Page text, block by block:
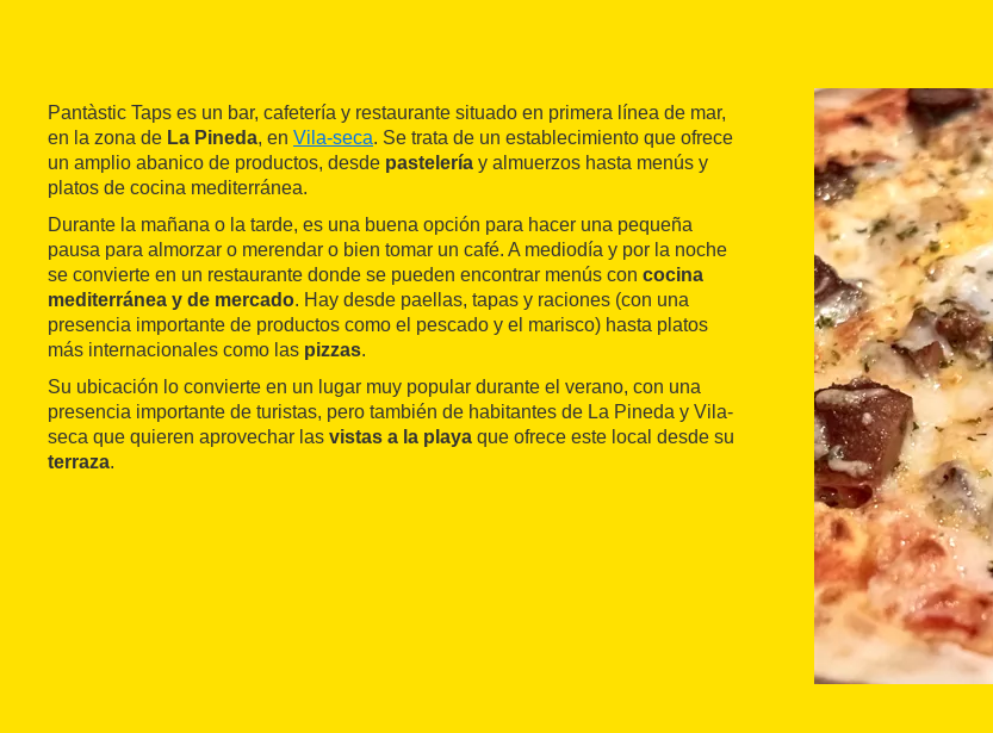
Pantàstic Taps es un bar, cafetería y restaurante situado en primera línea de mar,
en la zona de La Pineda, en Vila-seca. Se trata de un establecimiento que ofrece
un amplio abanico de productos, desde pastelería y almuerzos hasta menús y
platos de cocina mediterránea.
Durante la mañana o la tarde, es una buena opción para hacer una pequeña
pausa para almorzar o merendar o bien tomar un café. A mediodía y por la noche
se convierte en un restaurante donde se pueden encontrar menús con cocina
mediterránea y de mercado. Hay desde paellas, tapas y raciones (con una
presencia importante de productos como el pescado y el marisco) hasta platos
más internacionales como las pizzas.
Su ubicación lo convierte en un lugar muy popular durante el verano, con una
presencia importante de turistas, pero también de habitantes de La Pineda y Vila-
seca que quieren aprovechar las vistas a la playa que ofrece este local desde su
terraza.